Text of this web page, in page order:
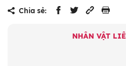
Chia sẻ:
NHÂN VẬT